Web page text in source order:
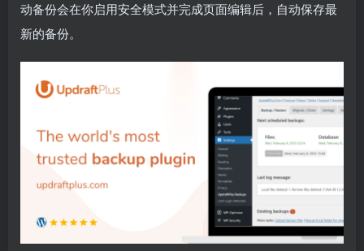
动备份会在你启用安全模式并完成页面编辑后，自动保存最
新的备份。